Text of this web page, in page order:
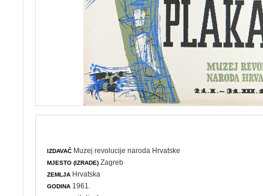
IZDAVAČ Muzej revolucije naroda Hrvatske
MJESTO (IZRADE) Zagreb
ZEMLJA Hrvatska
GODINA 1961.